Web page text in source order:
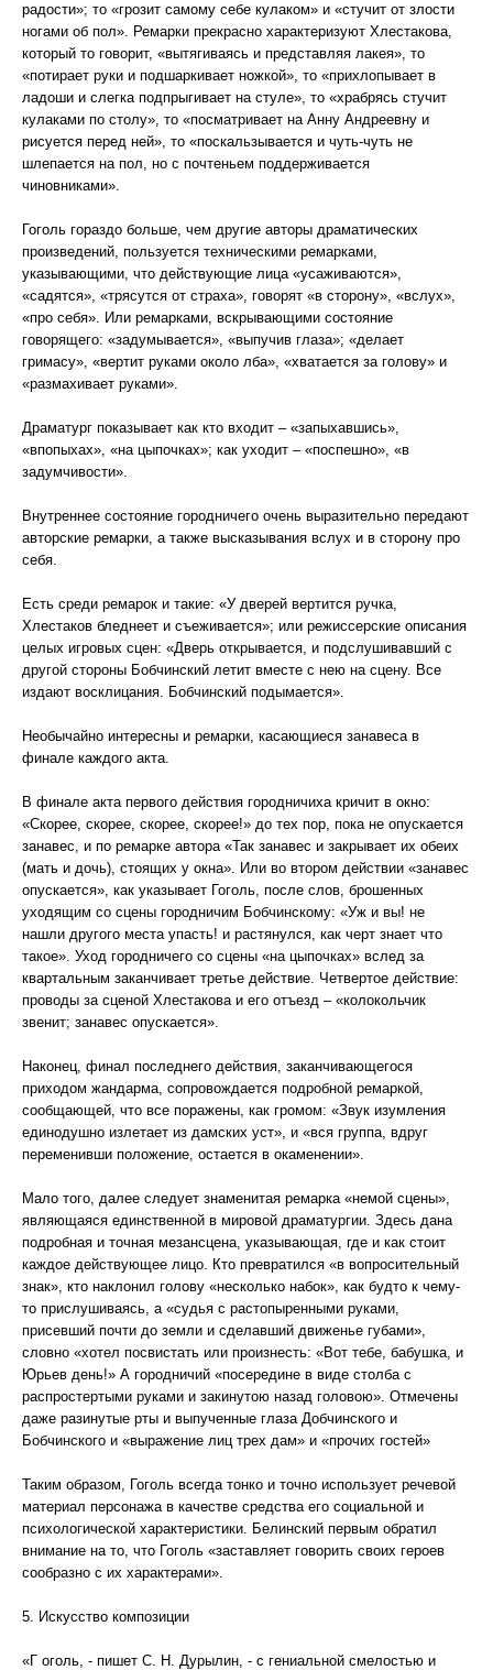
радости»; то «грозит самому себе кулаком» и «стучит от злости
ногами об пол». Ремарки прекрасно характеризуют Хлестакова,
который то говорит, «вытягиваясь и представляя лакея», то
«потирает руки и подшаркивает ножкой», то «прихлопывает в
ладоши и слегка подпрыгивает на стуле», то «храбрясь стучит
кулаками по столу», то «посматривает на Анну Андреевну и
рисуется перед ней», то «поскальзывается и чуть-чуть не
шлепается на пол, но с почтеньем поддерживается
чиновниками».
Гоголь гораздо больше, чем другие авторы драматических
произведений, пользуется техническими ремарками,
указывающими, что действующие лица «усаживаются»,
«садятся», «трясутся от страха», говорят «в сторону», «вслух»,
«про себя». Или ремарками, вскрывающими состояние
говорящего: «задумывается», «выпучив глаза»; «делает
гримасу», «вертит руками около лба», «хватается за голову» и
«размахивает руками».
Драматург показывает как кто входит – «запыхавшись»,
«впопыхах», «на цыпочках»; как уходит – «поспешно», «в
задумчивости».
Внутреннее состояние городничего очень выразительно передают
авторские ремарки, а также высказывания вслух и в сторону про
себя.
Есть среди ремарок и такие: «У дверей вертится ручка,
Хлестаков бледнеет и съеживается»; или режиссерские описания
целых игровых сцен: «Дверь открывается, и подслушивавший с
другой стороны Бобчинский летит вместе с нею на сцену. Все
издают восклицания. Бобчинский подымается».
Необычайно интересны и ремарки, касающиеся занавеса в
финале каждого акта.
В финале акта первого действия городничиха кричит в окно:
«Скорее, скорее, скорее, скорее!» до тех пор, пока не опускается
занавес, и по ремарке автора «Так занавес и закрывает их обеих
(мать и дочь), стоящих у окна». Или во втором действии «занавес
опускается», как указывает Гоголь, после слов, брошенных
уходящим со сцены городничим Бобчинскому: «Уж и вы! не
нашли другого места упасть! и растянулся, как черт знает что
такое». Уход городничего со сцены «на цыпочках» вслед за
квартальным заканчивает третье действие. Четвертое действие:
проводы за сценой Хлестакова и его отъезд – «колокольчик
звенит; занавес опускается».
Наконец, финал последнего действия, заканчивающегося
приходом жандарма, сопровождается подробной ремаркой,
сообщающей, что все поражены, как громом: «Звук изумления
единодушно излетает из дамских уст», и «вся группа, вдруг
переменивши положение, остается в окаменении».
Мало того, далее следует знаменитая ремарка «немой сцены»,
являющаяся единственной в мировой драматургии. Здесь дана
подробная и точная мезансцена, указывающая, где и как стоит
каждое действующее лицо. Кто превратился «в вопросительный
знак», кто наклонил голову «несколько набок», как будто к чему-
то прислушиваясь, а «судья с растопыренными руками,
присевший почти до земли и сделавший движенье губами»,
словно «хотел посвистать или произнесть: «Вот тебе, бабушка, и
Юрьев день!» А городничий «посередине в виде столба с
распростертыми руками и закинутою назад головою». Отмечены
даже разинутые рты и выпученные глаза Добчинского и
Бобчинского и «выражение лиц трех дам» и «прочих гостей»
Таким образом, Гоголь всегда тонко и точно использует речевой
материал персонажа в качестве средства его социальной и
психологической характеристики. Белинский первым обратил
внимание на то, что Гоголь «заставляет говорить своих героев
сообразно с их характерами».
5. Искусство композиции
«Г оголь, - пишет С. Н. Дурылин, - с гениальной смелостью и